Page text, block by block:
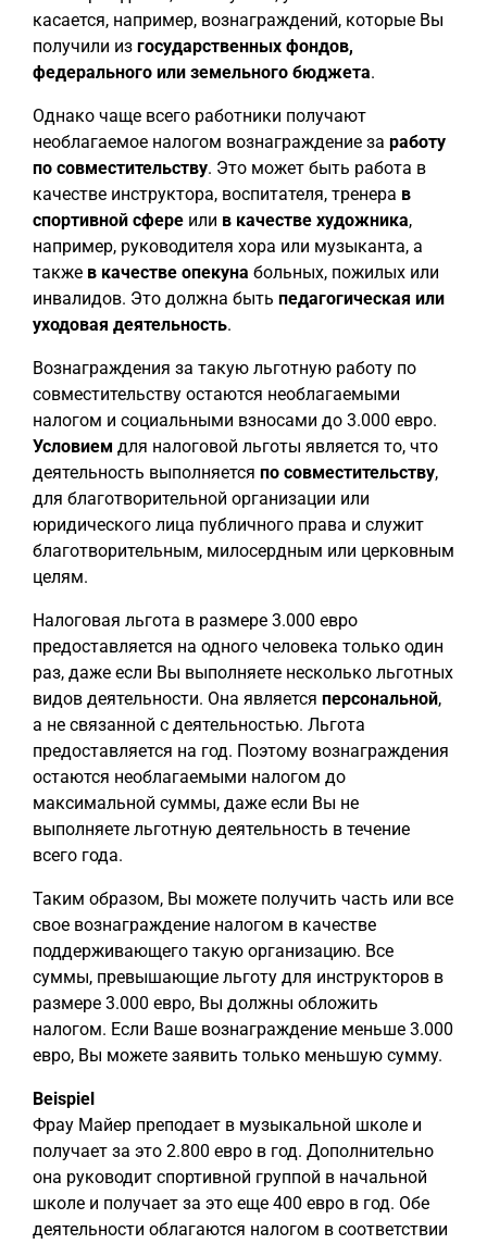
касается, например, вознаграждений, которые Вы
получили из государственных фондов,
федерального или земельного бюджета.
Однако чаще всего работники получают
необлагаемое налогом вознаграждение за работу
по совместительству. Это может быть работа в
качестве инструктора, воспитателя, тренера в
спортивной сфере или в качестве художника,
например, руководителя хора или музыканта, а
также в качестве опекуна больных, пожилых или
инвалидов. Это должна быть педагогическая или
уходовая деятельность.
Вознаграждения за такую льготную работу по
совместительству остаются необлагаемыми
налогом и социальными взносами до 3.000 евро.
Условием для налоговой льготы является то, что
деятельность выполняется по совместительству,
для благотворительной организации или
юридического лица публичного права и служит
благотворительным, милосердным или церковным
целям.
Налоговая льгота в размере 3.000 евро
предоставляется на одного человека только один
раз, даже если Вы выполняете несколько льготных
видов деятельности. Она является персональной,
а не связанной с деятельностью. Льгота
предоставляется на год. Поэтому вознаграждения
остаются необлагаемыми налогом до
максимальной суммы, даже если Вы не
выполняете льготную деятельность в течение
всего года.
Таким образом, Вы можете получить часть или все
свое вознаграждение налогом в качестве
поддерживающего такую организацию. Все
суммы, превышающие льготу для инструкторов в
размере 3.000 евро, Вы должны обложить
налогом. Если Ваше вознаграждение меньше 3.000
евро, Вы можете заявить только меньшую сумму.
Beispiel
Фрау Майер преподает в музыкальной школе и
получает за это 2.800 евро в год. Дополнительно
она руководит спортивной группой в начальной
школе и получает за это еще 400 евро в год. Обе
деятельности облагаются налогом в соответствии